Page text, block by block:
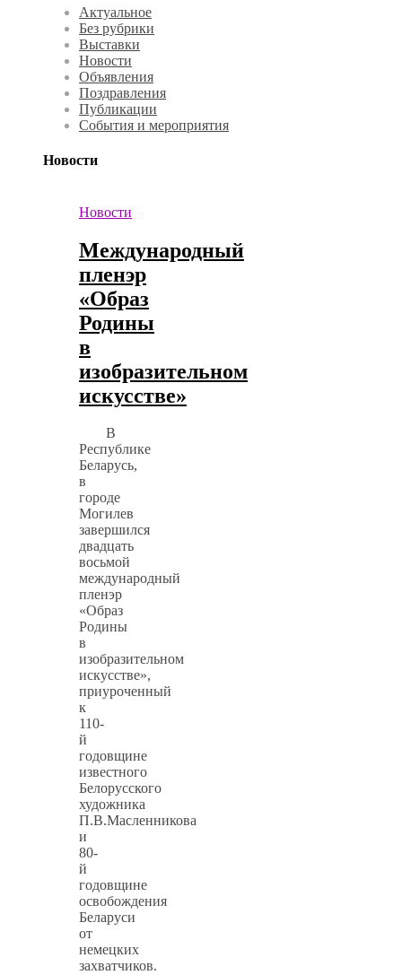
Актуальное
Без рубрики
Выставки
Новости
Объявления
Поздравления
Публикации
События и мероприятия
Новости
Новости
Международный
пленэр
«Образ
Родины
в
изобразительном
искусстве»
В
Республике
Беларусь,
в
городе
Могилев
завершился
двадцать
восьмой
международный
пленэр
«Образ
Родины
в
изобразительном
искусстве»,
приуроченный
к
110-
й
годовщине
известного
Белорусского
художника
П.В.Масленникова
и
80-
й
годовщине
освобождения
Беларуси
от
немецких
захватчиков.